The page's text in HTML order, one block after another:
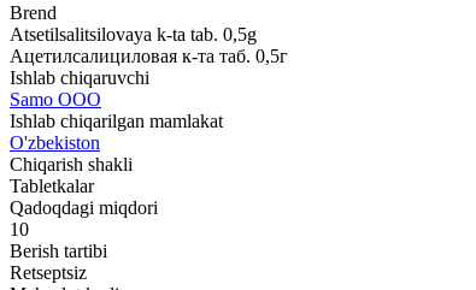
Brend
Atsetilsalitsilovaya k-ta tab. 0,5g
Ацетилсалициловая к-та таб. 0,5г
Ishlab chiqaruvchi
Samo ООО
Ishlab chiqarilgan mamlakat
O'zbekiston
Chiqarish shakli
Tabletkalar
Qadoqdagi miqdori
10
Berish tartibi
Retseptsiz